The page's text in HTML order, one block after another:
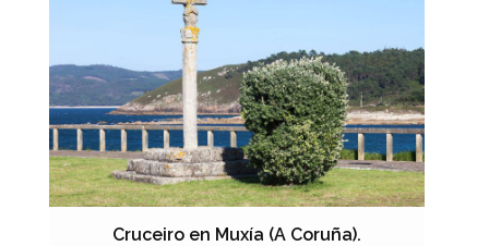
Cruceiro en Muxía (A Coruña).